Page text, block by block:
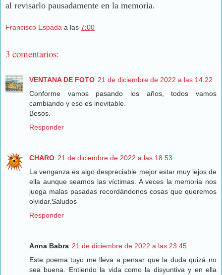
al revisarlo pausadamente en la memoria.
Francisco Espada a las 7:00
3 comentarios:
VENTANA DE FOTO 21 de diciembre de 2022 a las 14:22
Conforme vamos pasando los años, todos vamos
cambiando y eso es inevitable.
Besos.
Responder
CHARO 21 de diciembre de 2022 a las 18:53
La venganza es algo despreciable mejor estar muy lejos de
ella aunque seamos las víctimas. A veces la memoria nos
juega malas pasadas recordándonos cosas que queremos
olvidar.Saludos
Responder
Anna Babra 21 de diciembre de 2022 a las 23:45
Este poema tuyo me lleva a pensar que la duda quizá no
sea buena. Entiendo la vida como la disyuntiva y en ella